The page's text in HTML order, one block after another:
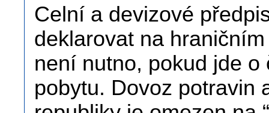
Celní a devizové
deklarovat na
není nutno, pokud jde
pobytu. Dovoz potravin